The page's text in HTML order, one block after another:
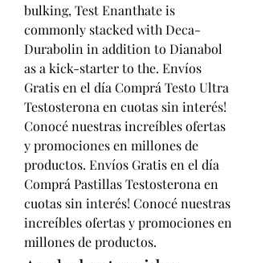
bulking, Test Enanthate is
commonly stacked with Deca-
Durabolin in addition to Dianabol
as a kick-starter to the. Envíos
Gratis en el día Comprá Testo Ultra
Testosterona en cuotas sin interés!
Conocé nuestras increíbles ofertas
y promociones en millones de
productos. Envíos Gratis en el día
Comprá Pastillas Testosterona en
cuotas sin interés! Conocé nuestras
increíbles ofertas y promociones en
millones de productos.